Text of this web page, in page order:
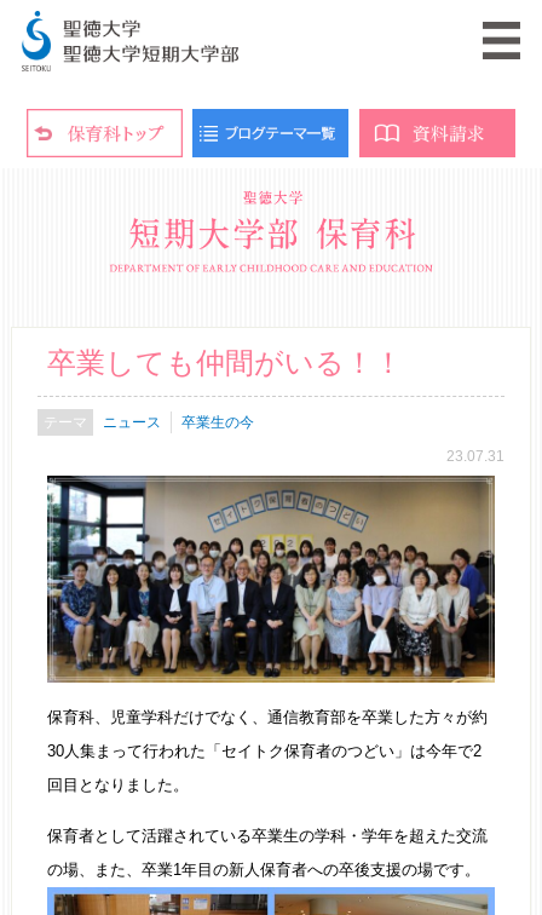
卒業しても仲間がいる！！
ニュース
卒業生の今
23.07.31
保育科、児童学科だけでなく、通信教育部を卒業した方々が約
30人集まって行われた「セイトク保育者のつどい」は今年で2
回目となりました。
保育者として活躍されている卒業生の学科・学年を超えた交流
の場、また、卒業1年目の新人保育者への卒後支援の場です。